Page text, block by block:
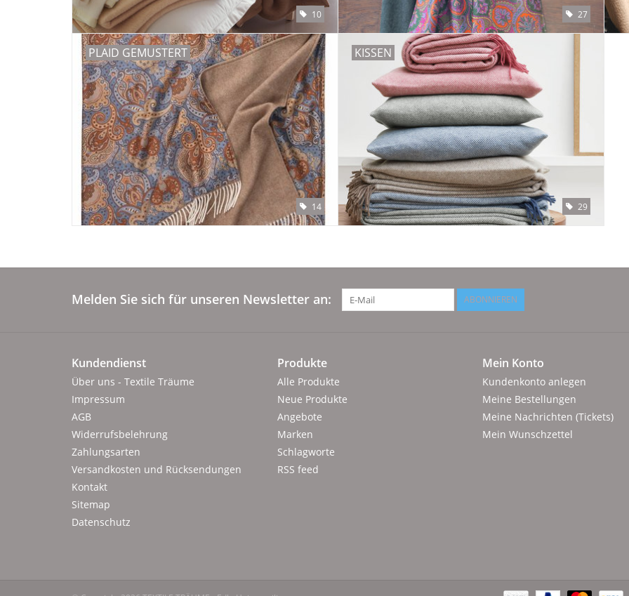
10 27
PLAID GEMUSTERT
14
KISSEN
29
Melden Sie sich für unseren Newsletter an: ABONNIEREN
Kundendienst
Über uns - Textile Träume
Impressum
AGB
Widerrufsbelehrung
Zahlungsarten
Versandkosten und Rücksendungen
Kontakt
Sitemap
Datenschutz
Produkte
Alle Produkte
Neue Produkte
Angebote
Marken
Schlagworte
RSS feed
Mein Konto
Kundenkonto anlegen
Meine Bestellungen
Meine Nachrichten (Tickets)
Mein Wunschzettel